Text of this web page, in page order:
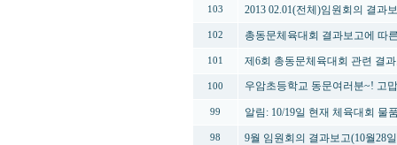
103 2013 02.01(전체)임원회의 결과
102 총동문체육대회 결과보고에 따
101 제6회 총동문체육대회 관련 결
100 우암초등학교 동문여러분~! 고
99 알림: 10/19일 현재 체육대회 물
98 9월 임원회의 결과보고(10월28